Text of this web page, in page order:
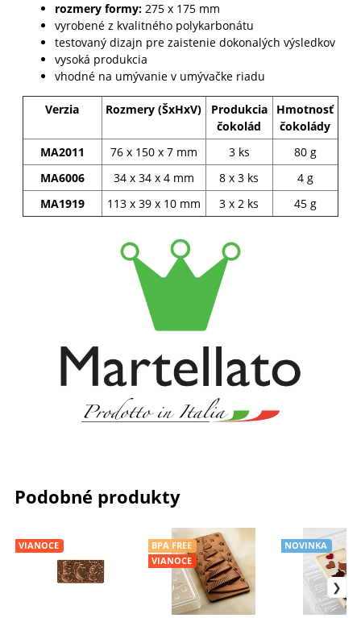
rozmery formy: 275 x 175 mm
vyrobené z kvalitného polykarbonátu
testovaný dizajn pre zaistenie dokonalých výsledkov
vysoká produkcia
vhodné na umývanie v umývačke riadu
Verzia Rozmery (ŠxHxV)
Produkcia
čokolád
Hmotnosť
čokolády
MA2011
76 x 150 x 7 mm 3 ks
80 g
MA6006
34 x 34 x 4 mm 8 x 3 ks
4 g
MA1919
113 x 39 x 10 mm 3 x 2 ks 45 g
Podobné produkty
VIANOCE
BPA FREE
VIANOCE
NOVINKA